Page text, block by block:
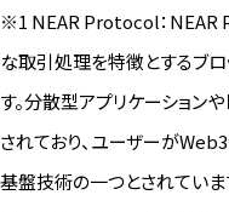
※1 NEAR Protocol：NEAR
な取引処理を特徴とするブロ
す。分散型アプリケーション
されており、ユーザーが
基盤技術の一つとされていま